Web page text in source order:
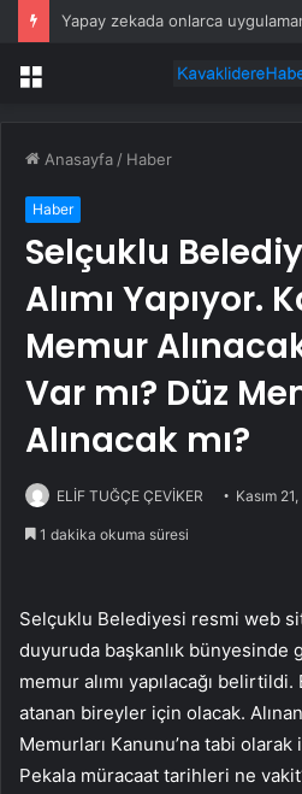
Menü
Anasayfa / Haber
Haber
Selçuklu
Alımı Yapıyor.
Memur
Var mı? Düz
Alınacak mı?
ELİF TUĞÇE ÇEVİKER Kasım
1 dakika okuma süresi
Selçuklu Belediyesi resmi web
duyuruda başkanlık bünyesinde
memur alımı yapılacağı
atanan bireyler için olacak.
Memurları Kanunu’na tabi
Pekala müracaat tarihleri ne